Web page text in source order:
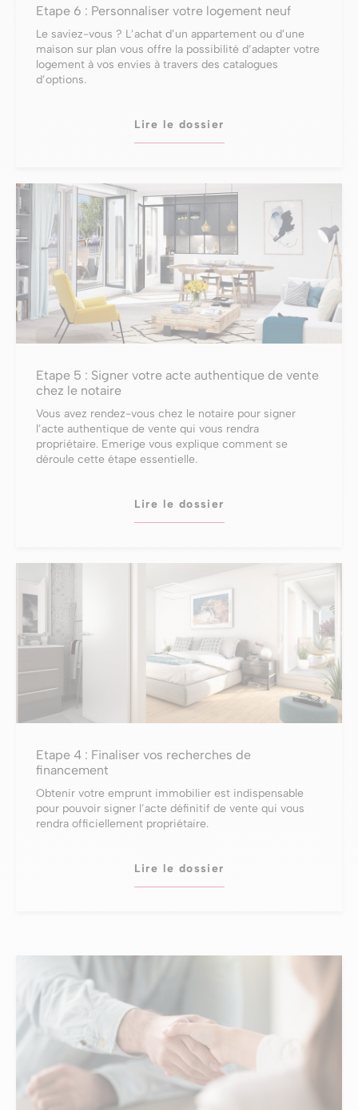
Etape 6 : Personnaliser votre logement neuf
Le saviez-vous ? L’achat d’un appartement ou d’une
maison sur plan vous offre la possibilité d’adapter votre
logement à vos envies à travers des catalogues
d’options.
Lire le dossier
Etape 5 : Signer votre acte authentique de vente
chez le notaire
Vous avez rendez-vous chez le notaire pour signer
l’acte authentique de vente qui vous rendra
propriétaire. Emerige vous explique comment se
déroule cette étape essentielle.
Lire le dossier
Etape 4 : Finaliser vos recherches de
financement
Obtenir votre emprunt immobilier est indispensable
pour pouvoir signer l’acte définitif de vente qui vous
rendra officiellement propriétaire.
Lire le dossier